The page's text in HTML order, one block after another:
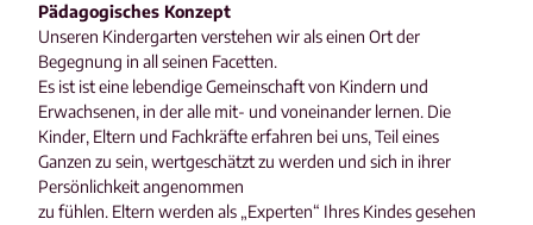
Pädagogisches Konzept
Unseren Kindergarten verstehen wir als einen Ort der
Begegnung in all seinen Facetten.
Es ist ist eine lebendige Gemeinschaft von Kindern und
Erwachsenen, in der alle mit- und voneinander lernen. Die
Kinder, Eltern und Fachkräfte erfahren bei uns, Teil eines
Ganzen zu sein, wertgeschätzt zu werden und sich in ihrer
Persönlichkeit angenommen
zu fühlen. Eltern werden als „Experten“ Ihres Kindes gesehen